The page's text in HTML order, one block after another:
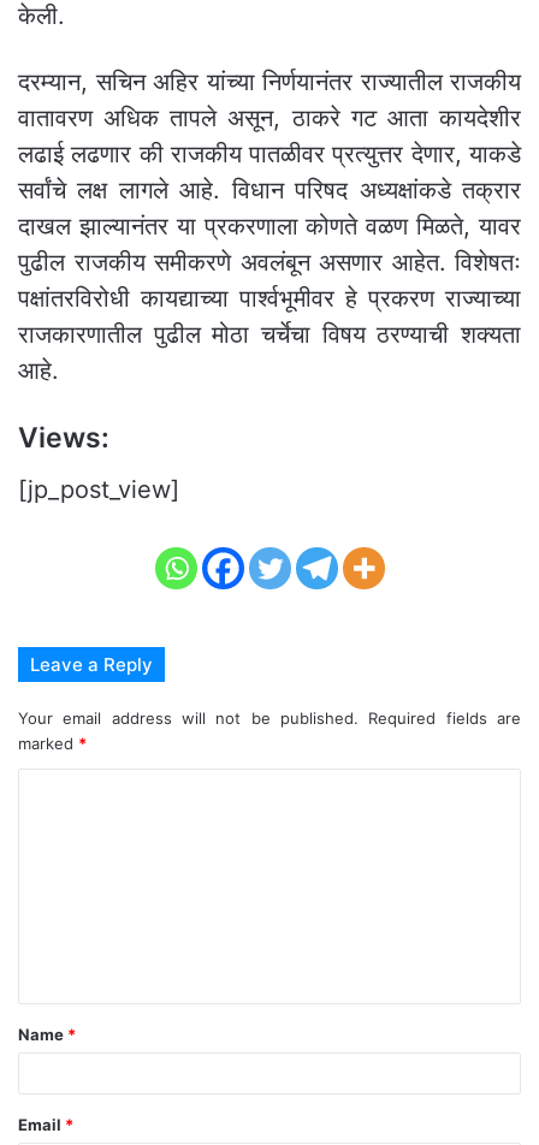
केली.
दरम्यान, सचिन अहिर यांच्या निर्णयानंतर राज्यातील राजकीय
वातावरण अधिक तापले असून, ठाकरे गट आता कायदेशीर
लढाई लढणार की राजकीय पातळीवर प्रत्युत्तर देणार, याकडे
सर्वांचे लक्ष लागले आहे. विधान परिषद अध्यक्षांकडे तक्रार
दाखल झाल्यानंतर या प्रकरणाला कोणते वळण मिळते, यावर
पुढील राजकीय समीकरणे अवलंबून असणार आहेत. विशेषतः
पक्षांतरविरोधी कायद्याच्या पार्श्वभूमीवर हे प्रकरण राज्याच्या
राजकारणातील पुढील मोठा चर्चेचा विषय ठरण्याची शक्यता
आहे.
Views:
[jp_post_view]
Leave a Reply
Your email address will not be published.
Required fields are
marked *
t
*
Name *
Email *